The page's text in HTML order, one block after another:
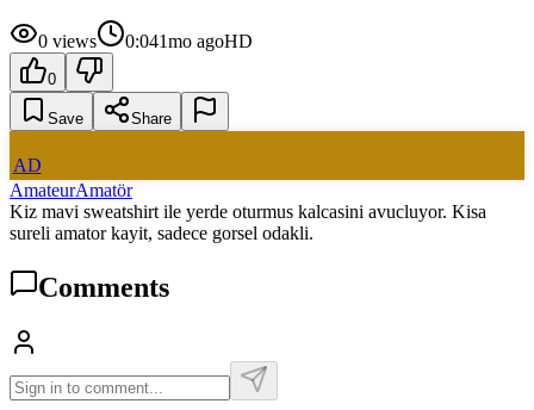
0 views 0:041mo agoHD
0
Save Share
AD
AmateurAmatör
Kiz mavi sweatshirt ile yerde oturmus kalcasini avucluyor. Kisa
sureli amator kayit, sadece gorsel odakli.
Comments